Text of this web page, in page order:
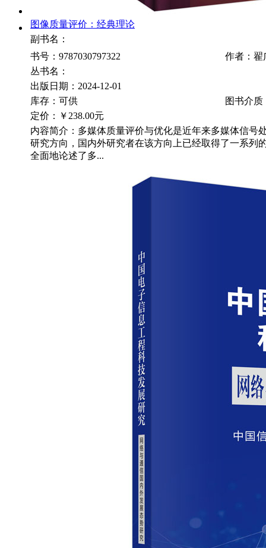
图像质量评价：经典理论
副书名：
书号：9787030797322
作者：翟
丛书名：
出版日期：2024-12-01
库存：可供
图书介质
定价：
￥238.00元
内容简介：多媒体质量评价与优化是近年来多媒体信号
研究方向，国内外研究者在该方向上已经取得了一系列
全面地论述了多...